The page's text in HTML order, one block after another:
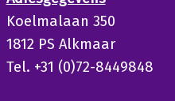
Koelmalaan 350
1812 PS Alkmaar
Tel. +31 (0)72-8449848